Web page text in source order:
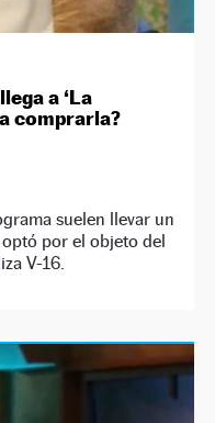
a ‘La
comprarla?
suelen llevar un
por el objeto del
V-16.